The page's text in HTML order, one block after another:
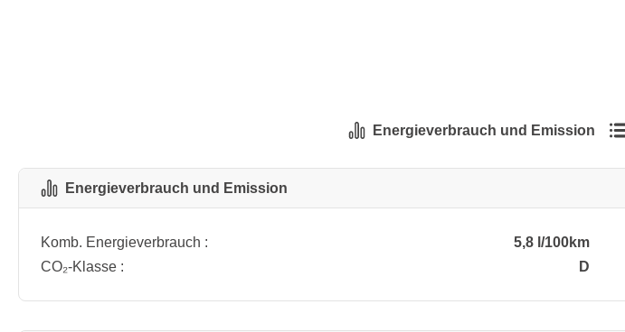
Energieverbrauch und Emission
Energieverbrauch und Emission
Komb. Energieverbrauch : 5,8 l/100km
CO₂-Klasse :
D